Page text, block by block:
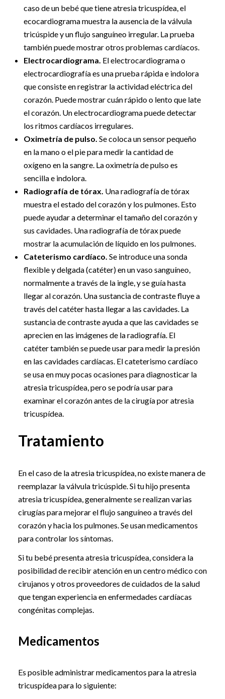
caso de un bebé que tiene atresia tricuspídea, el
ecocardiograma muestra la ausencia de la válvula
tricúspide y un flujo sanguíneo irregular. La prueba
también puede mostrar otros problemas cardíacos.
Electrocardiograma. El electrocardiograma o
electrocardiografía es una prueba rápida e indolora
que consiste en registrar la actividad eléctrica del
corazón. Puede mostrar cuán rápido o lento que late
el corazón. Un electrocardiograma puede detectar
los ritmos cardíacos irregulares.
Oximetría de pulso. Se coloca un sensor pequeño
en la mano o el pie para medir la cantidad de
oxígeno en la sangre. La oximetría de pulso es
sencilla e indolora.
Radiografía de tórax. Una radiografía de tórax
muestra el estado del corazón y los pulmones. Esto
puede ayudar a determinar el tamaño del corazón y
sus cavidades. Una radiografía de tórax puede
mostrar la acumulación de líquido en los pulmones.
Cateterismo cardíaco. Se introduce una sonda
flexible y delgada (catéter) en un vaso sanguíneo,
normalmente a través de la ingle, y se guía hasta
llegar al corazón. Una sustancia de contraste fluye a
través del catéter hasta llegar a las cavidades. La
sustancia de contraste ayuda a que las cavidades se
aprecien en las imágenes de la radiografía. El
catéter también se puede usar para medir la presión
en las cavidades cardíacas. El cateterismo cardíaco
se usa en muy pocas ocasiones para diagnosticar la
atresia tricuspídea, pero se podría usar para
examinar el corazón antes de la cirugía por atresia
tricuspídea.
Tratamiento
En el caso de la atresia tricuspídea, no existe manera de
reemplazar la válvula tricúspide. Si tu hijo presenta
atresia tricuspídea, generalmente se realizan varias
cirugías para mejorar el flujo sanguíneo a través del
corazón y hacia los pulmones. Se usan medicamentos
para controlar los síntomas.
Si tu bebé presenta atresia tricuspídea, considera la
posibilidad de recibir atención en un centro médico con
cirujanos y otros proveedores de cuidados de la salud
que tengan experiencia en enfermedades cardíacas
congénitas complejas.
Medicamentos
Es posible administrar medicamentos para la atresia
tricuspídea para lo siguiente: